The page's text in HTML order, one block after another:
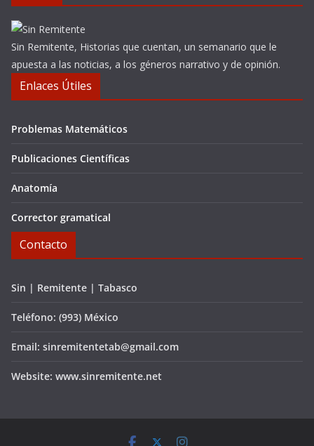
Sin Remitente, Historias que cuentan, un semanario que le
apuesta a las noticias, a los géneros narrativo y de opinión.
Enlaces Útiles
Problemas Matemáticos
Publicaciones Científicas
Anatomía
Corrector gramatical
Contacto
Sin | Remitente | Tabasco
Teléfono: (993) México
Email: sinremitentetab@gmail.com
Website: www.sinremitente.net